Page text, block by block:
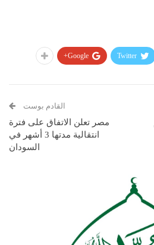
Twitter
Google+
القادم بوست
مصر تعلن الاتفاق على فترة
انتقالية مدتها 3 أشهر في
السودان